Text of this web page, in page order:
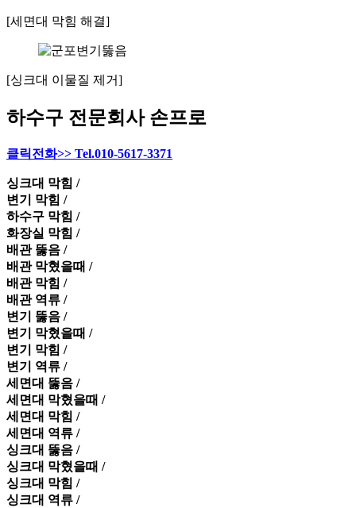
[세면대 막힘 해결]
[싱크대 이물질 제거]
하수구 전문회사 손프로
클릭전화>> Tel.010-5617-3371
싱크대 막힘 /
변기 막힘 /
하수구 막힘 /
화장실 막힘 /
배관 뚫음 /
배관 막혔을때 /
배관 막힘 /
배관 역류 /
변기 뚫음 /
변기 막혔을때 /
변기 막힘 /
변기 역류 /
세면대 뚫음 /
세면대 막혔을때 /
세면대 막힘 /
세면대 역류 /
싱크대 뚫음 /
싱크대 막혔을때 /
싱크대 막힘 /
싱크대 역류 /